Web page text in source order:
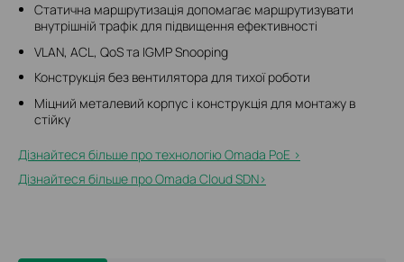
Статична маршрутизація допомагає маршрутизувати
внутрішній трафік для підвищення ефективності
VLAN, ACL, QoS та IGMP Snooping
Конструкція без вентилятора для тихої роботи
Міцний металевий корпус і конструкція для монтажу в
стійку
Дізнайтеся більше про технологію Omada PoE >
Дізнайтеся більше про Omada Cloud SDN>